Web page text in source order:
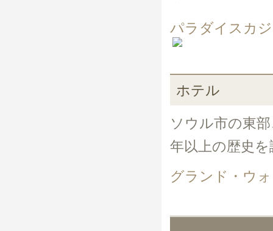
パラダイスカ
ホテル
ソウル市の東
年以上の歴史
グランド・ウ